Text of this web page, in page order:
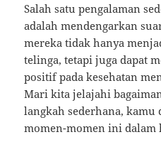
Salah satu pengalaman
adalah mendengarkan
mereka tidak hanya
telinga, tetapi juga dapat
positif pada kesehatan
Mari kita jelajahi
langkah sederhana, kamu
momen-momen ini dalam